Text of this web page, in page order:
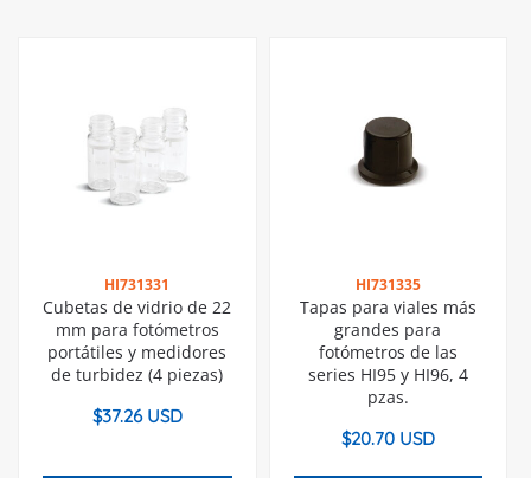
HI731331
Cubetas de vidrio de 22
mm para fotómetros
portátiles y medidores
de turbidez (4 piezas)
$37.26 USD
HI731335
Tapas para viales más
grandes para
fotómetros de las
series HI95 y HI96, 4
pzas.
$20.70 USD